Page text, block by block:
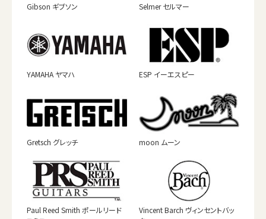
Gibson ギブソン Selmer セルマー
YAMAHA ヤマハ ESP イーエスピー
Gretsch グレッチ moon ムーン
Paul Reed Smith ポールリード
Vincent Barch ヴィンセントバッ